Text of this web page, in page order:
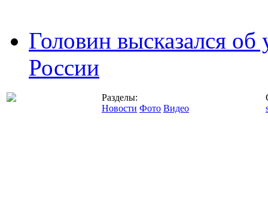
Головин высказался
России
Разделы:
Новости Фото Видео